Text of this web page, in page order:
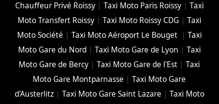
Chauffeur Privé Roissy| Taxi Moto Paris Roissy| Taxi
Moto Transfert Roissy| Taxi Moto Roissy CDG | Taxi
Moto Société | Taxi Moto Aéroport Le Bouget | Taxi
Moto Gare du Nord| Taxi Moto Gare de Lyon | Taxi
Moto Gare de Bercy |Taxi Moto Gare de l'Est |Taxi
Moto Gare Montparnasse |Taxi Moto Gare
d'Austerlitz| Taxi Moto Gare Saint Lazare | Taxi Moto